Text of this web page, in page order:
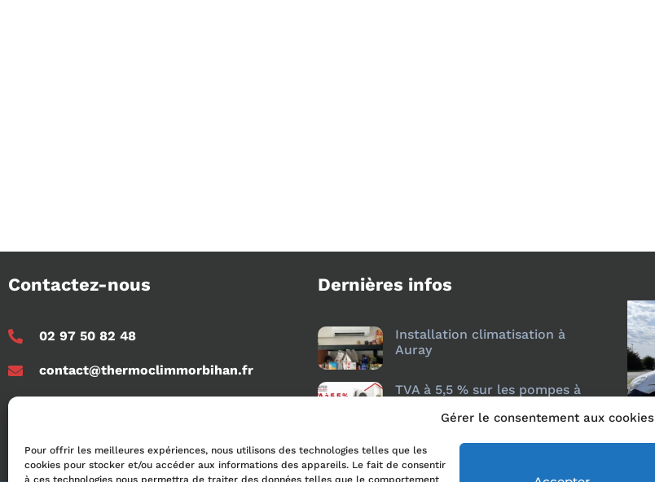
Gérer le consentement aux cookies
Pour offrir les meilleures expériences, nous utilisons des technologies telles que les
cookies pour stocker et/ou accéder aux informations des appareils. Le fait de consentir
à ces technologies nous permettra de traiter des données telles que le comportement
Contactez-nous
02 97 50 82 48
contact@thermoclimmorbihan.fr
Dernières infos
Installation climatisation à
Auray
TVA à 5,5 % sur les pompes à
depuis le 18 juillet 2026